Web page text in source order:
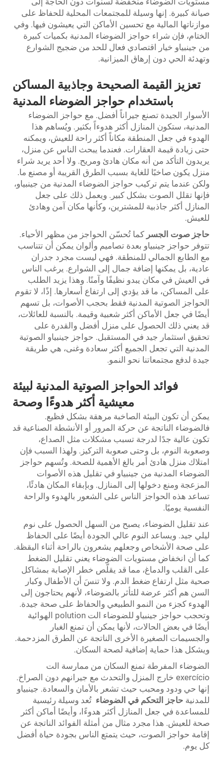
صيانة كبيرة. إنها وسيلة للمجتمعات المحلية للحفاظ على
موازناتها المالية مع تحسين الأماكن التي يعيشون فيها. وفي
الختام، فإن شراء حواجز الضوضاء المدنية بكميات كبيرة
من جينبياو خيار اقتصادي فعال للحد من ضجيج الشوارع
وتهدئة الحي دون إرهاق الميزانية.
تعزيز القيمة الصحيحة وجاذبية المساكن
باستخدام حواجز الضوضاء المدنية
الأسوار الجيدة تصنع جيراناً أفضل. مع حواجز الضوضاء
المدنية، ستكون المنازل أكثر هدوءاً بكثير. ويُساهم هذا
الهدوء في جعل المنطقة مكاناً أكثر راحة للعيش، ويمكنه
حتى زيادة قيمة العقارات. فعندما يبحث الناس عن منزل،
يريدون التأكد من أنه مكان هادئ ومريح. ولا أحد يريد شراء
منزل يكون صاخبًا للغاية بسبب الطرق القريبة أو مصنع ما.
ولكن عندما يتم تركيب حواجز الضوضاء المدنية من جينبياو،
فإنها تقلل الصوت بشكل كبير. ويعمل ذلك على جعل
المنازل أكثر جاذبية للمشترين، وكأنها مكان آمن وهادئ
للعيش.
حاجز صوت الجسركما تُحسّن الحواجز من مظهر الأحياء.
تتوفر حواجز جينبياو بعدة تصاميم وألوان يمكن أن تتناسب
مع الطابع الجمالي للمنطقة. فهي ليست مجرد جدران
عادية، بل يمكنها إضافة جمال إلى الشوارع. يرغب الناس
في العيش في مكان يبدو نظيفًا وآمنًا. وهذا يزيد الطلب
على المساكن، ما قد يؤدي إلى ارتفاع أسعارها. إذًا، لا تقوم
الحواجز الصوتية المدنية فقط بحجب الأصوات، بل تسهم
أيضًا في جعل الأماكن أكثر شعبية وقيمة. بالنسبة للعائلات،
قد يعني ذلك الحصول على منزل أفضل والقدرة على
تحقيق استثمار جيد في المستقبل. حواجز جينبياو الصوتية
المدنية التي تجعل الجميع أكثر سعادة وغنى، هي طريقة
جيدة لدفع مجتمعاتنا نحو النمو.
فوائد الحواجز الصوتية المدنية لبيئة
معيشية أكثر هدوءًا وصحة
يمكن أن تكون البيئة الصاخبة مرهقة بشكل فظيع.
فالضوضاء الناتجة عن حركة المرور أو الأنشطة الصناعية قد
تكون عالية جدًا لدرجة تسبب مشكلات مثل الصداع،
وصعوبة النوم، بل وحتى صعوبة التركيز. ولهذا السبب فإن
امتلاك منزل هادئ أمر بالغ الأهمية للصحة. وتُسهم حواجز
الضوضاء المدنية من جينبياو في تقليل هذه الأصوات
المزعجة ومنع دخولها إلى المنازل. وبإبقاء المكان هادئًا،
تساعد هذه الحواجز الناس على الشعور بالهدوء والراحة
النفسية يوميًا.
عند تقليل الضوضاء، يصبح من السهل الحصول على نوم
ليلي جيد. ويساعد النوم عالي الجودة أيضًا على الحفاظ
على صحة الأشخاص وجعلهم يشعرون بالراحة أثناء اليقظة.
كما أن انخفاض مستويات الضوضاء يعني تقليل الضغط
على القلب والدماغ، مما قد يقلّص خطر الإصابة بمشاكل
صحية مثل ارتفاع ضغط الدم. ولا تنسَ أن الأطفال وكبار
السن هم أكثر عرضة للتأثر بالضوضاء، لأنهم يحتاجون إلى
الهدوء كجزء من النمو الطبيعي والحفاظ على صحة جيدة.
وتحجب حواجز جينبياو للضوضاء الت polution الهوائية
أيضًا في بعض الحالات، لأنها يمكن أن تمنع الغبار
والجسيمات الصغيرة الأخرى الناتجة عن الطرق المزدحمة.
ويشكل هذا حماية إضافية لصحة السكان.
الضوضاء المفرطة تمنع السكان من ممارسة الت
exercício خارج المنزل والتحدث مع جيرانهم دون الصراخ.
إنها حي ودود ومحبب حيث تشعر بالأمان والسعادة. جينبياو
للمدنيةحاجز التحكم في الضوضاء تُعد وسيلة رئيسية
للمساعدة في جعل المنازل أكثر هدوءًا، وأيضًا أماكن أكثر
صحة للعيش. هذا مجرد مثال من أمثلة الفوائد الناتجة عن
إقامة حواجز الصوت، حيث يتمتع الناس بجودة حياة أفضل
كل يوم.